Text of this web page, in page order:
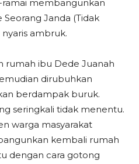
membangunkan
Janda (Tidak
ambruk.
rumah ibu Dede Juanah
dirubuhkan
berdampak buruk.
seringkali tidak menentu.
warga masyarakat
kembali rumah
dengan cara gotong